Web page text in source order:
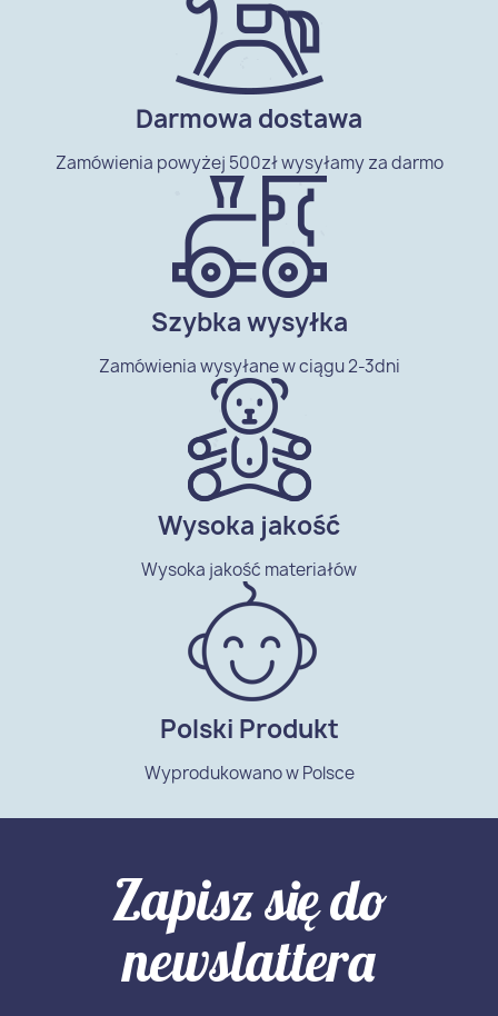
Darmowa dostawa
Zamówienia powyżej 500zł wysyłamy za darmo
Szybka wysyłka
Zamówienia wysyłane w ciągu 2-3dni
Wysoka jakość
Wysoka jakość materiałów
Polski Produkt
Wyprodukowano w Polsce
Zapisz się do
newslattera